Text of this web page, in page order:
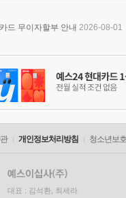
드 무이자할부 안내 2026-08-01
개인정보처리방침 청소년보
대표 : 김석환, 최세라